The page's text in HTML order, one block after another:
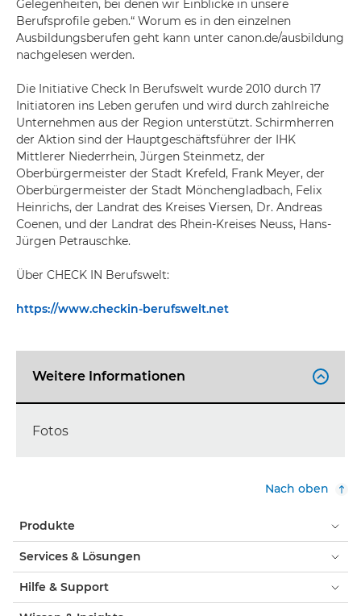
Gelegenheiten, bei denen wir Einblicke in unsere
Berufsprofile geben.“ Worum es in den einzelnen
Ausbildungsberufen geht kann unter canon.de/ausbildung
nachgelesen werden.
Die Initiative Check In Berufswelt wurde 2010 durch 17
Initiatoren ins Leben gerufen und wird durch zahlreiche
Unternehmen aus der Region unterstützt. Schirmherren
der Aktion sind der Hauptgeschäftsführer der IHK
Mittlerer Niederrhein, Jürgen Steinmetz, der
Oberbürgermeister der Stadt Krefeld, Frank Meyer, der
Oberbürgermeister der Stadt Mönchengladbach, Felix
Heinrichs, der Landrat des Kreises Viersen, Dr. Andreas
Coenen, und der Landrat des Rhein-Kreises Neuss, Hans-
Jürgen Petrauschke.
Über CHECK IN Berufswelt:
https://www.checkin-berufswelt.net
Weitere Informationen 
Fotos
Nach oben
Produkte
Services & Lösungen
Hilfe & Support